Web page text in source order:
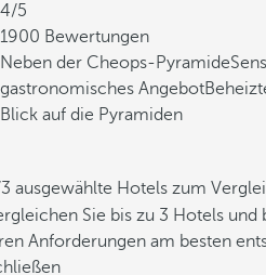
4/5
1900 Bewertungen
Neben der Cheops-Pyramide
gastronomisches Angebot
Blick auf die Pyramiden
ausgewählte Hotels zum
Sie bis zu 3 Hotels und
Anforderungen am besten